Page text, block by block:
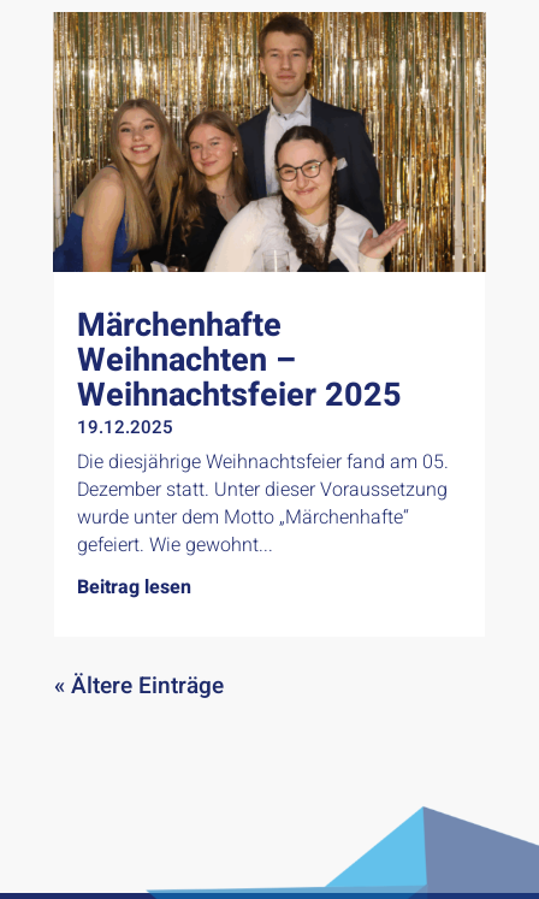
Märchenhafte
Weihnachten –
Weihnachtsfeier 2025
19.12.2025
Die diesjährige Weihnachtsfeier fand am 05.
Dezember statt. Unter dieser Voraussetzung
wurde unter dem Motto „Märchenhafte“
gefeiert. Wie gewohnt...
Beitrag lesen
« Ältere Einträge